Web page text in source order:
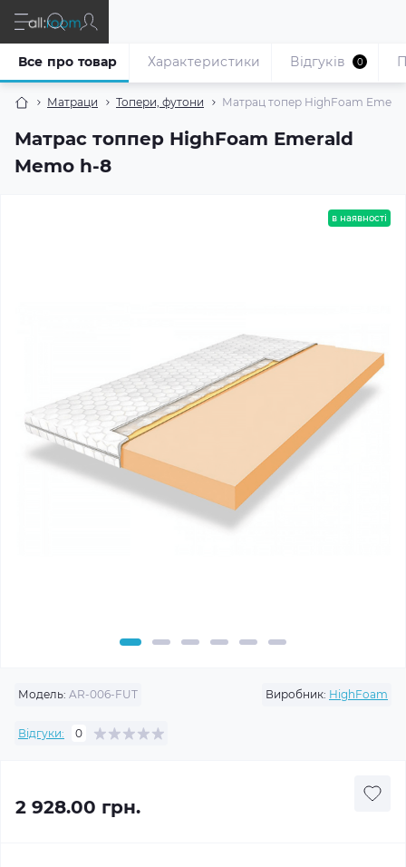
Матраци Топери, футони Матрац топер HighFoam
Матрас топпер HighFoam Emerald
Memo h-8
Все про товар Характеристики Відгуків 0
в наявності
Модель: AR-006-FUT Виробник: HighFoam
Відгуки: 0
2 928.00 грн.